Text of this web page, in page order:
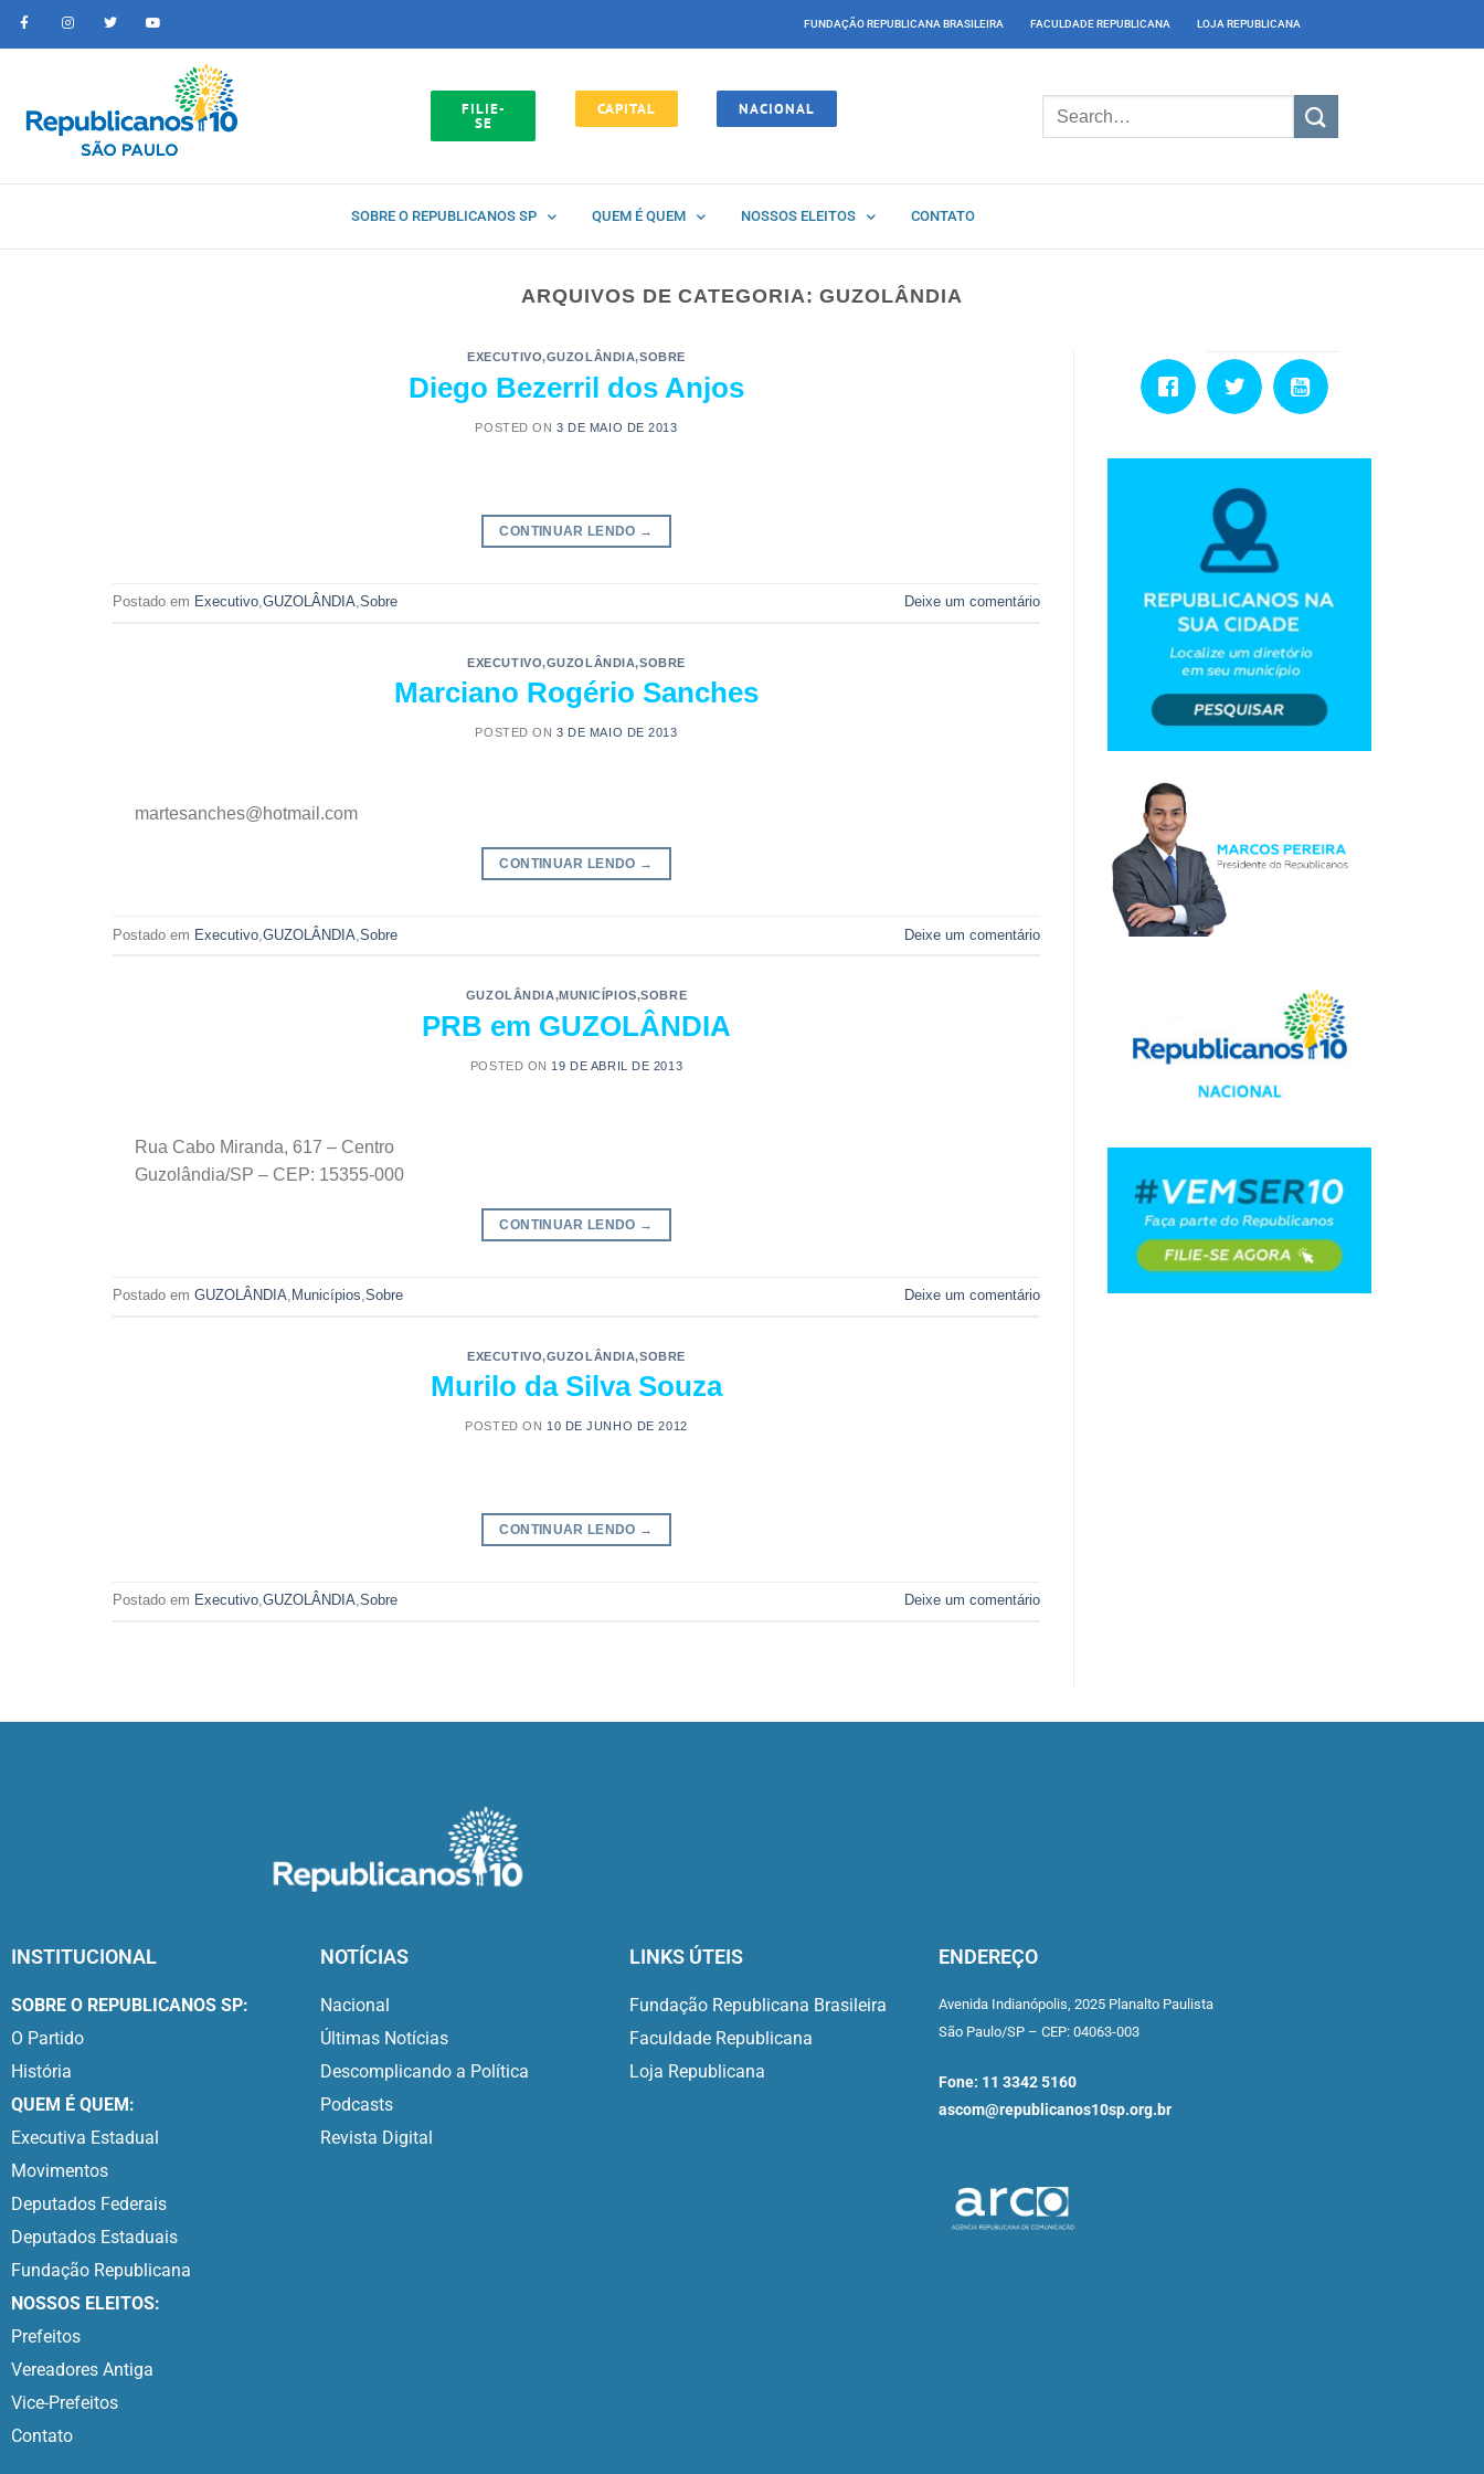
FUNDAÇÃO REPUBLICANA BRASILEIRA FACULDADE REPUBLICANA LOJA REPUBLICANA
FILIE-
SE
CAPITAL NACIONAL
SOBRE O REPUBLICANOS SP QUEM É QUEM NOSSOS ELEITOS CONTATO
ARQUIVOS DE CATEGORIA:GUZOLÂNDIA
EXECUTIVO,GUZOLÂNDIA,SOBRE
Diego Bezerril dos Anjos
POSTED ON3 DE MAIO DE 2013
CONTINUAR LENDO →
Postado em Executivo,GUZOLÂNDIA,Sobre Deixe um comentário
EXECUTIVO,GUZOLÂNDIA,SOBRE
Marciano Rogério Sanches
POSTED ON3 DE MAIO DE 2013
martesanches@hotmail.com
CONTINUAR LENDO →
Postado em Executivo GUZOLÂNDIA Sobre Deixe um comentário
GUZOLÂNDIA,MUNICÍPIOS,SOBRE
PRB em GUZOLÂNDIA
POSTED ON 19 DE ABRIL DE 2013
Rua Cabo Miranda, 617 – Centro
Guzolândia/SP – CEP: 15355-000
CONTINUAR LENDO →
Postado em GUZOLÂNDIA, Municípios,Sobre Deixe um comentário
EXECUTIVO,GUZOLÂNDIA,SOBRE
Murilo da Silva Souza
POSTED ON 10 DE JUNHO DE 2012
CONTINUAR LENDO →
Postado em Executivo,GUZOLÂNDIA,Sobre Deixe um comentário
INSTITUCIONAL
SOBRE O REPUBLICANOS SP:
O Partido
História
QUEM É QUEM:
Executiva Estadual
Movimentos
Deputados Federais
Deputados Estaduais
Fundação Republicana
NOSSOS ELEITOS:
Prefeitos
Vereadores Antiga
Vice-Prefeitos
Contato
NOTÍCIAS
Nacional
Últimas Notícias
Descomplicando a Política
Podcasts
Revista Digital
LINKS ÚTEIS
Fundação Republicana Brasileira
Faculdade Republicana
Loja Republicana
ENDEREÇO
Avenida Indianópolis, 2025 Planalto Paulista
São Paulo/SP – CEP: 04063-003
Fone: 11 3342 5160
ascom@republicanos10sp.org.br